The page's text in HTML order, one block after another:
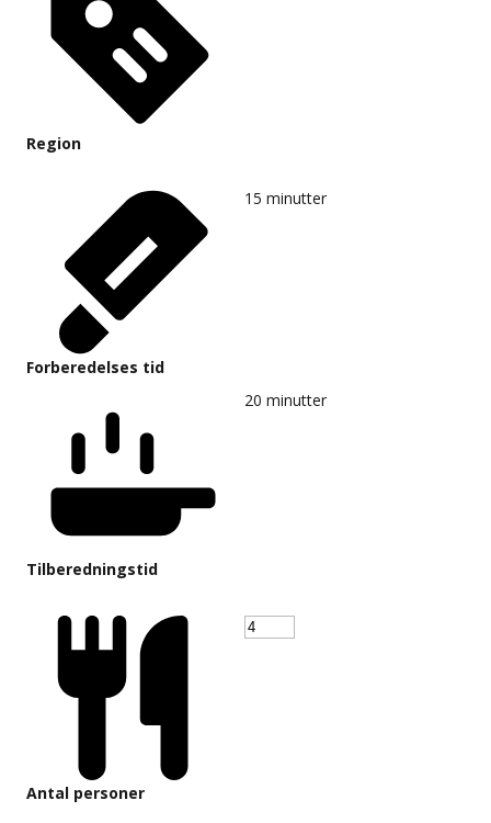
Region
Forberedelses tid
15 minutter
Tilberedningstid
20 minutter
Antal personer